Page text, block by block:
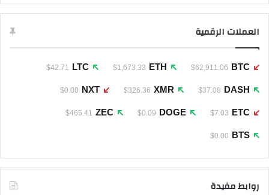
العملات الرقمية
BTC
$62,911.06
ETH
$1,673.33
LTC
$42.71
DASH
$37.08
XMR
$326.36
NXT
$0.00
ETC
$7.03
DOGE
$0.09
ZEC
$465.41
BTS
$0.00
روابط مفيدة